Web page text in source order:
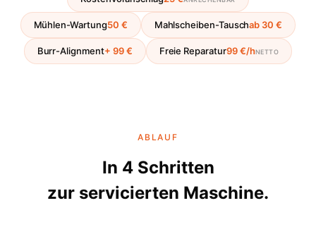
Mühlen-Wartung50 € Mahlscheiben-Tauschab 30 €
Burr-Alignment+ 99 € Freie Reparatur99 €/hNETTO
ABLAUF
In 4 Schritten
zur servicierten Maschine.